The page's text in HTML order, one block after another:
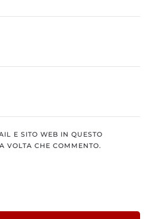
E SITO WEB IN QUESTO
VOLTA CHE COMMENTO.